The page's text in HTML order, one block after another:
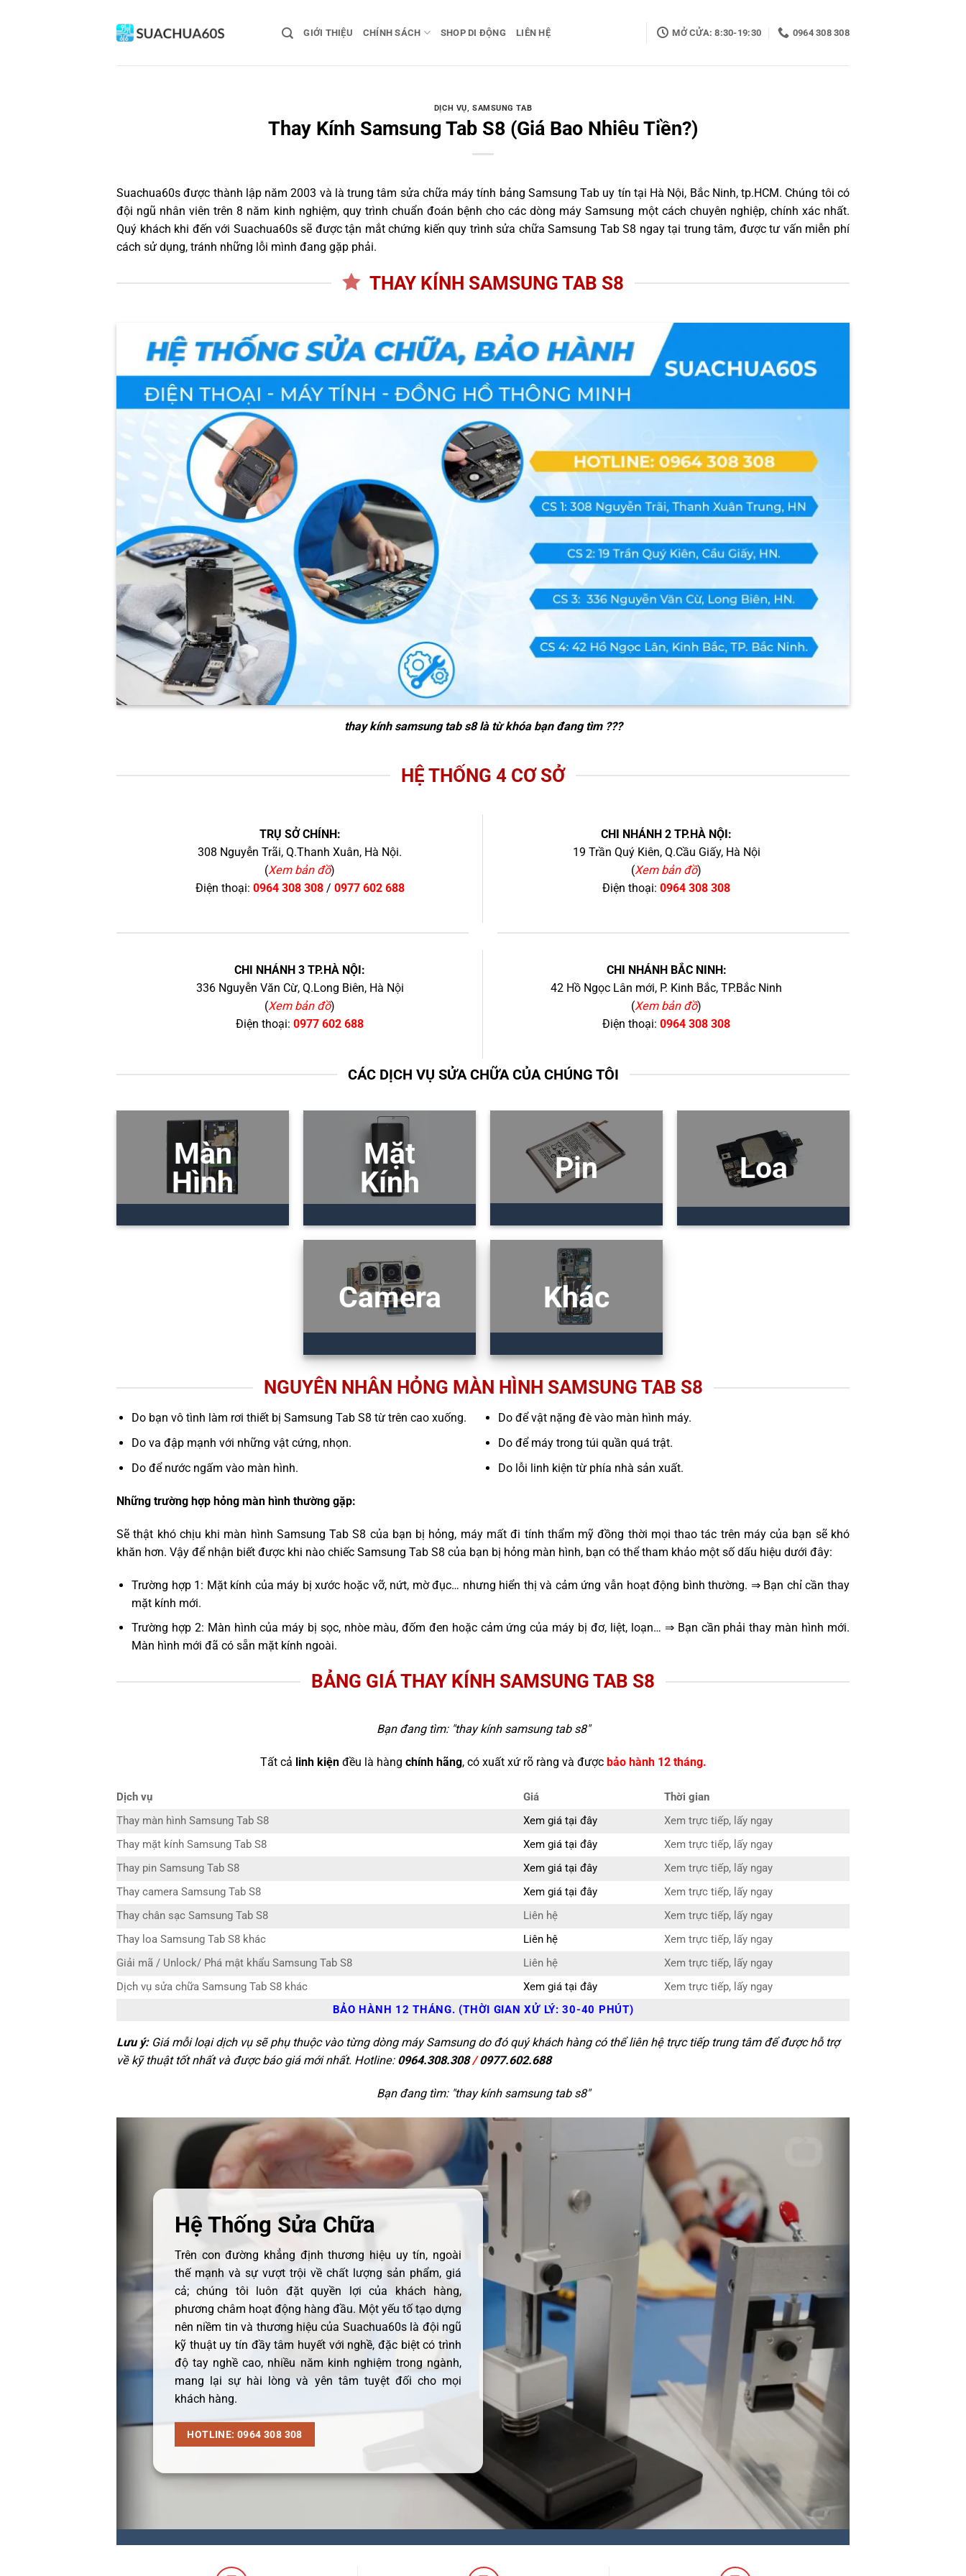
GIỚI THIỆU CHÍNH SÁCH SHOP DI ĐỘNG LIÊN HỆ MỞ CỬA: 8:30-19:30 0964 308 308
DỊCH VỤ, SAMSUNG TAB
Thay Kính Samsung Tab S8 (Giá Bao Nhiêu Tiền?)
Suachua60s được thành lập năm 2003 và là trung tâm sửa chữa máy tính bảng Samsung Tab uy tín tại Hà Nội, Bắc Ninh, tp.HCM. Chúng tôi có
đội ngũ nhân viên trên 8 năm kinh nghiệm, quy trình chuẩn đoán bệnh cho các dòng máy Samsung một cách chuyên nghiệp, chính xác nhất.
Quý khách khi đến với Suachua60s sẽ được tận mắt chứng kiến quy trình sửa chữa Samsung Tab S8 ngay tại trung tâm, được tư vấn miễn phí
cách sử dụng, tránh những lỗi mình đang gặp phải.
THAY KÍNH SAMSUNG TAB S8
thay kính samsung tab s8là từ khóa bạn đang tìm ???
HỆ THỐNG 4 CƠ SỞ
TRỤ SỞ CHÍNH:
308 Nguyễn Trãi, Q.Thanh Xuân, Hà Nội.
(Xem bản đồ)
Điện thoại: 0964 308 308/ 0977 602 688
CHI NHÁNH 2 TP.HÀ NỘI:
19 Trần Quý Kiên, Q.Cầu Giấy, Hà Nội
(Xem bản đồ)
Điện thoại: 0964 308 308
CHI NHÁNH 3 TP.HÀ NỘI:
336 Nguyễn Văn Cừ, Q.Long Biên, Hà Nội
(Xem bản đồ)
Điện thoại: 0977 602 688
CHI NHÁNH BẮC NINH:
42 Hồ Ngọc Lân mới, P. Kinh Bắc, TP.Bắc Ninh
(Xem bản đồ)
Điện thoại: 0964 308 308
CÁC DỊCH VỤ SỬA CHỮA CỦA CHÚNG TÔI
Màn
Hình
Mặt
Kính
Pin Loa
Camera Khác
NGUYÊN NHÂN HỎNG MÀN HÌNH SAMSUNG TAB S8
Do bạn vô tình làm rơi thiết bị Samsung Tab S8 từ trên cao xuống.
Do va đập mạnh với những vật cứng, nhọn.
Do để nước ngấm vào màn hình.
Do để vật nặng đè vào màn hình máy.
Do để máy trong túi quần quá trật.
Do lỗi linh kiện từ phía nhà sản xuất.
Những trường hợp hỏng màn hình thường gặp:
Sẽ thật khó chịu khi màn hình Samsung Tab S8 của bạn bị hỏng, máy mất đi tính thẩm mỹ đồng thời mọi thao tác trên máy của bạn sẽ khó
khăn hơn. Vậy để nhận biết được khi nào chiếc Samsung Tab S8 của bạn bị hỏng màn hình, bạn có thể tham khảo một số dấu hiệu dưới đây:
Trường hợp 1: Mặt kính của máy bị xước hoặc vỡ, nứt, mờ đục… nhưng hiển thị và cảm ứng vẫn hoạt động bình thường. ⇒ Bạn chỉ cần thay
mặt kính mới.
Trường hợp 2: Màn hình của máy bị sọc, nhòe màu, đốm đen hoặc cảm ứng của máy bị đơ, liệt, loạn… ⇒ Bạn cần phải thay màn hình mới.
Màn hình mới đã có sẵn mặt kính ngoài.
BẢNG GIÁ THAY KÍNH SAMSUNG TAB S8
Bạn đang tìm: "thay kính samsung tab s8"
Tất cả linh kiệnđều là hàng chính hãng, có xuất xứ rõ ràng và được bảo hành 12 tháng.
Dịch vụ Giá
Thời gian
Thay màn hình Samsung Tab S8
Xem giá tại đây
Xem trực tiếp, lấy ngay
Thay mặt kính Samsung Tab S8
Xem giá tại đây
Xem trực tiếp, lấy ngay
Thay pin Samsung Tab S8
Xem giá tại đây
Xem trực tiếp, lấy ngay
Thay camera Samsung Tab S8
Xem giá tại đây
Xem trực tiếp, lấy ngay
Thay chân sạc Samsung Tab S8
Liên hệ
Xem trực tiếp, lấy ngay
Thay loa Samsung Tab S8 khác
Liên hệ
Xem trực tiếp, lấy ngay
Giải mã / Unlock/ Phá mật khẩu Samsung Tab S8
Liên hệ
Xem trực tiếp, lấy ngay
Dịch vụ sửa chữa Samsung Tab S8 khác
Xem giá tại đây
Xem trực tiếp, lấy ngay
BẢO HÀNH 12 THÁNG. (THỜI GIAN XỬ LÝ: 30-40 PHÚT)
Lưu ý:Giá mỗi loại dịch vụ sẽ phụ thuộc vào từng dòng máy Samsung do đó quý khách hàng có thể liên hệ trực tiếp trung tâm để được hỗ trợ
về kỹ thuật tốt nhất và được báo giá mới nhất. Hotline: 0964.308.308/0977.602.688
Bạn đang tìm: "thay kính samsung tab s8"
Hệ Thống Sửa Chữa
Trên con đường khẳng định thương hiệu uy tín, ngoài
thế mạnh và sự vượt trội về chất lượng sản phẩm, giá
cả; chúng tôi luôn đặt quyền lợi của khách hàng,
phương châm hoạt động hàng đầu. Một yếu tố tạo dựng
nên niềm tin và thương hiệu của Suachua60s là đội ngũ
kỹ thuật uy tín đầy tâm huyết với nghề, đặc biệt có trình
độ tay nghề cao, nhiều năm kinh nghiệm trong ngành,
mang lại sự hài lòng và yên tâm tuyệt đối cho mọi
khách hàng.
HOTLINE: 0964 308 308